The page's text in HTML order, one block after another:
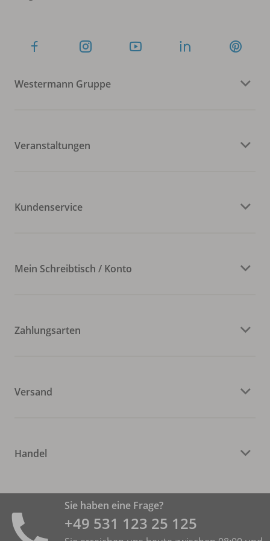
Westermann Gruppe
Veranstaltungen
Kundenservice
Mein Schreibtisch / Konto
Zahlungsarten
Versand
Handel
Sie haben eine Frage?
+49 531 ­123 25 125